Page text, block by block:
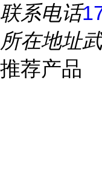
联系电话
所在地址
推荐产品